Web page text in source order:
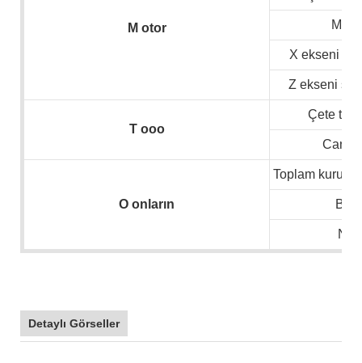
M otor Mil
X ekseni
Z ekseni
Tooo
Çete tipi
Canlı
O onların
Toplam kurulu
Detaylı Görseller